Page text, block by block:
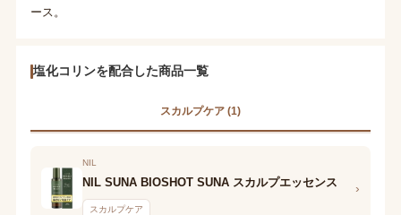
ース。
塩化コリンを配合した商品一覧
スカルプケア (1)
NIL
NIL SUNA BIOSHOT SUNA スカルプエッセンス
スカルプケア
›